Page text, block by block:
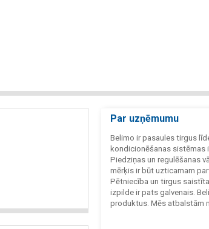
Par uzņēmumu
Belimo ir pasaules tirgus
kondicionēšanas sistēmas
Piedziņas un regulēšanas
mērķis ir būt uzticamam
Pētniecība un tirgus
izpilde ir pats galvenais.
produktus. Mēs atbalstām
enerģiju optimizējošu